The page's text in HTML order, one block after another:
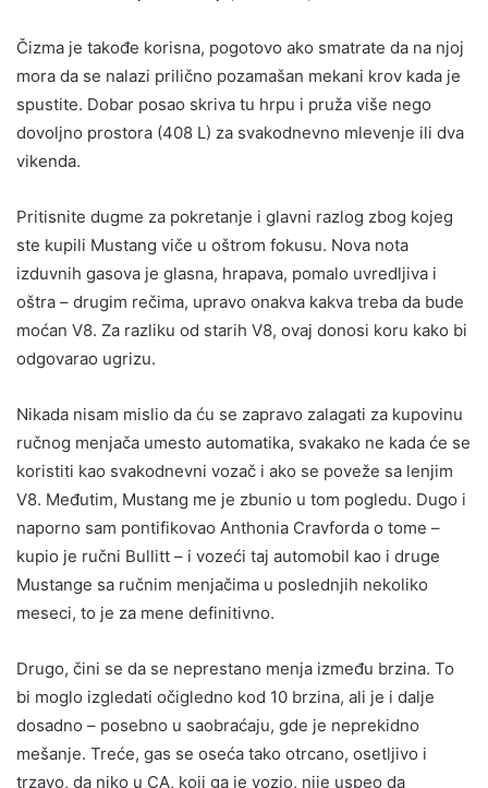
Čizma je takođe korisna, pogotovo ako smatrate da na njoj
mora da se nalazi prilično pozamašan mekani krov kada je
spustite. Dobar posao skriva tu hrpu i pruža više nego
dovoljno prostora (408 L) za svakodnevno mlevenje ili dva
vikenda.
Pritisnite dugme za pokretanje i glavni razlog zbog kojeg
ste kupili Mustang viče u oštrom fokusu. Nova nota
izduvnih gasova je glasna, hrapava, pomalo uvredljiva i
oštra – drugim rečima, upravo onakva kakva treba da bude
moćan V8. Za razliku od starih V8, ovaj donosi koru kako bi
odgovarao ugrizu.
Nikada nisam mislio da ću se zapravo zalagati za kupovinu
ručnog menjača umesto automatika, svakako ne kada će se
koristiti kao svakodnevni vozač i ako se poveže sa lenjim
V8. Međutim, Mustang me je zbunio u tom pogledu. Dugo i
naporno sam pontifikovao Anthonia Cravforda o tome –
kupio je ručni Bullitt – i vozeći taj automobil kao i druge
Mustange sa ručnim menjačima u poslednjih nekoliko
meseci, to je za mene definitivno.
Drugo, čini se da se neprestano menja između brzina. To
bi moglo izgledati očigledno kod 10 brzina, ali je i dalje
dosadno – posebno u saobraćaju, gde je neprekidno
mešanje. Treće, gas se oseća tako otrcano, osetljivo i
trzavo, da niko u CA, koji ga je vozio, nije uspeo da